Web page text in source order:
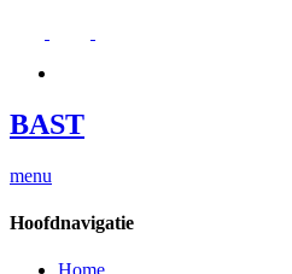
BAST
menu
Hoofdnavigatie